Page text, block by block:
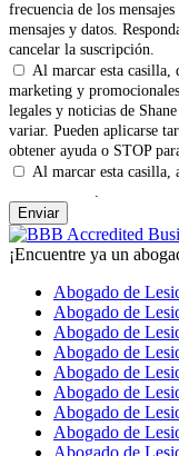
frecuencia de los
mensajes y datos.
cancelar la suscripción.
Al marcar esta casilla,
marketing y
legales y noticias de
variar. Pueden aplicarse
obtener ayuda o STOP
Al marcar esta casilla,
.
¡Encuentre ya un
Abogado de
Abogado de
Abogado de
Abogado de
Abogado de
Abogado de
Abogado de
Abogado de